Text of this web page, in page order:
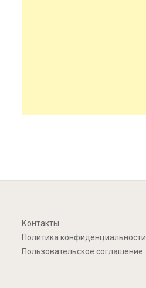
Контакты
Политика конфиденциальности
Пользовательское соглашение